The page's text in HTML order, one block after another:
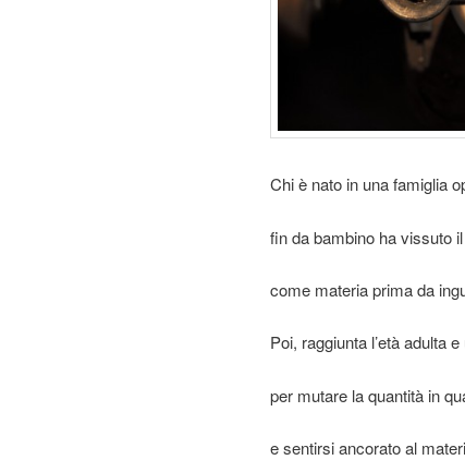
Chi è nato in una famiglia
fin da bambino ha vissuto
come materia prima da
Poi, raggiunta l’età adulta
per mutare la quantità in
e sentirsi ancorato al